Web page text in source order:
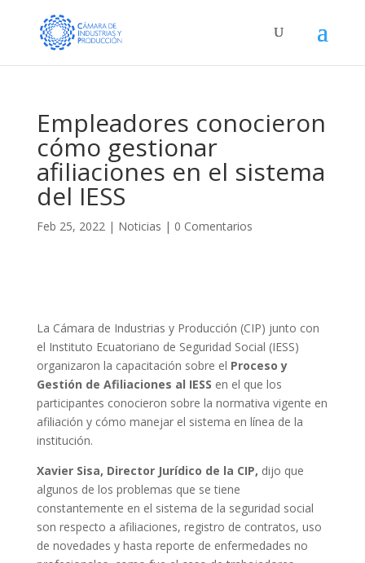
Empleadores conocieron
cómo gestionar
afiliaciones en el sistema
del IESS
Feb 25, 2022| Noticias | 0 Comentarios
La Cámara de Industrias y Producción (CIP) junto con
el Instituto Ecuatoriano de Seguridad Social (IESS)
organizaron la capacitación sobre el Proceso y
Gestión de Afiliaciones al IESS en el que los
participantes conocieron sobre la normativa vigente en
afiliación y cómo manejar el sistema en línea de la
institución.
Xavier Sisa, Director Jurídico de la CIP, dijo que
algunos de los problemas que se tiene
constantemente en el sistema de la seguridad social
son respecto a afiliaciones, registro de contratos, uso
de novedades y hasta reporte de enfermedades no